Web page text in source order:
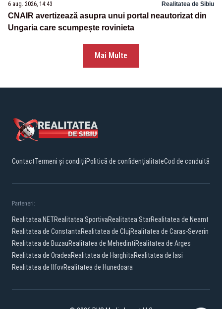
6 aug. 2026, 14:43 Realitatea de Sibiu
CNAIR avertizează asupra unui portal neautorizat din
Ungaria care scumpește rovinieta
Mai Multe
ContactTermeni și condițiiPolitică de confidențialitateCod de conduită
Parteneri:
Realitatea.NETRealitatea SportivaRealitatea StarRealitatea de Neamt
Realitatea de ConstantaRealitatea de ClujRealitatea de Caras-Severin
Realitatea de BuzauRealitatea de MehedintiRealitatea de Arges
Realitatea de OradeaRealitatea de HarghitaRealitatea de Iasi
Realitatea de IlfovRealitatea de Hunedoara